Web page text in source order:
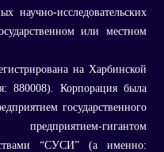
научно-исследовательских
или местном
на Харбинской
880008). Корпорация была
государственного
гигантом
“СУСИ” (а именно: